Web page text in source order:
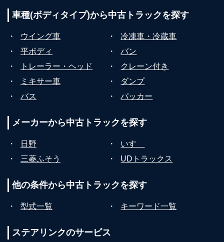
車種(ボディタイプ)から中古トラックを探す
・ ウイング車 ・
冷凍車・冷蔵車
・
平ボディ ・
バン
・
トレーラー・ヘッド ・
クレーン付き
・
ミキサー車 ・
ダンプ
・
バス ・ パッカー
メーカーから中古トラックを探す
・ 日野 ・
いすゞ
・
三菱ふそう ・ UDトラックス
他の条件から中古トラックを探す
・ 型式一覧 ・ キーワード一覧
ステアリンクのサービス